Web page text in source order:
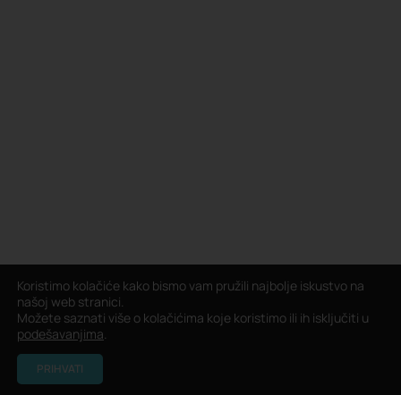
Koristimo kolačiće kako bismo vam pružili najbolje iskustvo na
našoj web stranici.
Možete saznati više o kolačićima koje koristimo ili ih isključiti u
podešavanjima.
PRIHVATI